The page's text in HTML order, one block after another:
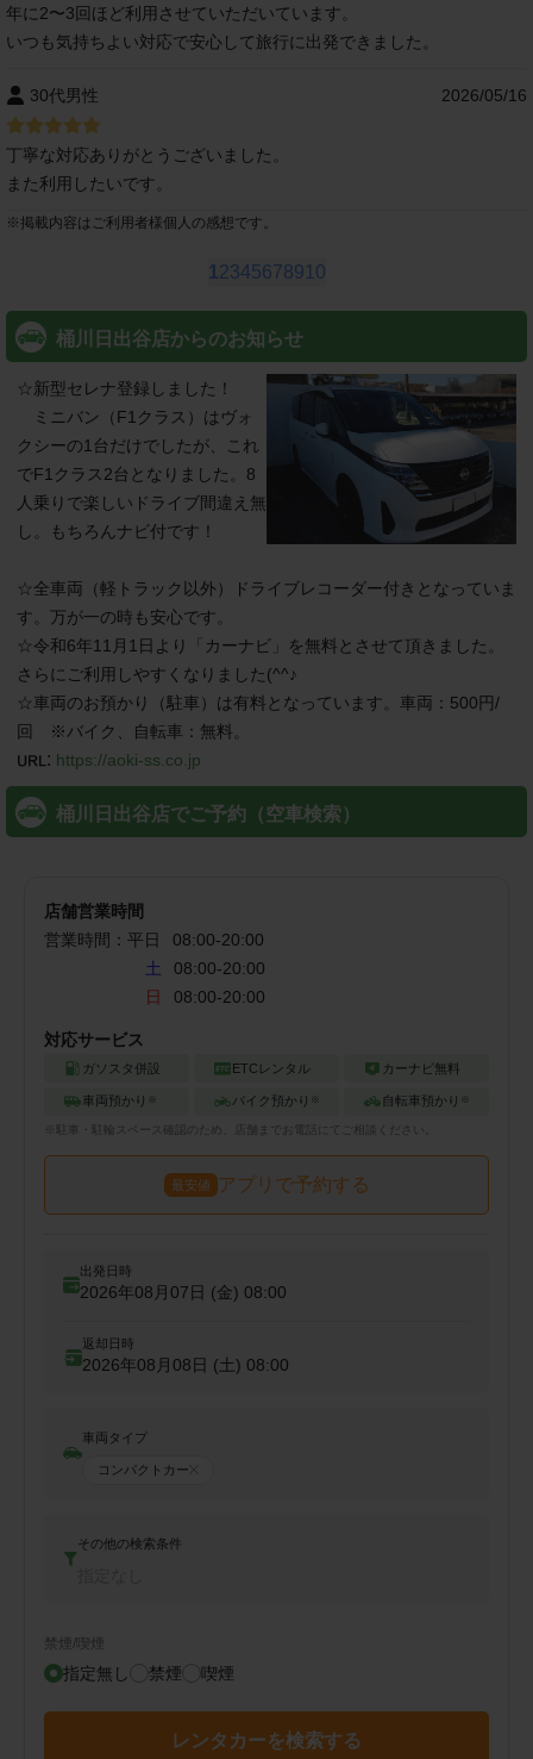
年に2〜3回ほど利用させていただいています。
いつも気持ちよい対応で安心して旅行に出発できました。
30代男性 2026/05/16
丁寧な対応ありがとうございました。
また利用したいです。
※ 掲載内容はご利用者様個人の感想です。
1 2345678910
桶川日出谷店からのお知らせ
☆新型セレナ登録しました！
ミニバン（F1クラス）はヴォ
クシーの1台だけでしたが、これ
でF1クラス2台となりました。8
人乗りで楽しいドライブ間違え無
し。もちろんナビ付です！
☆全車両（軽トラック以外）ドライブレコーダー付きとなっていま
す。万が一の時も安心です。
☆令和6年11月1日より「カーナビ」を無料とさせて頂きました。
さらにご利用しやすくなりました(^^♪
☆車両のお預かり（駐車）は有料となっています。車両：500円/
回　※バイク、自転車：無料。
: https://aoki-ss.co.jp
桶川日出谷店でご予約（空車検索）
店舗営業時間
営業時間： 平日 08:00-20:00
土
08:00-20:00
日
08:00-20:00
対応サービス
ガソスタ併設 ETCレンタル カーナビ無料
車両預かり ※ バイク預かり ※ 自転車預かり ※
※ 駐車・駐輪 スペース確認のため、店舗までお電話にてご相談ください。
最安値 アプリで予約する
出発日時
2026年08月07日 (金) 08:00
返却日時
2026年08月08日 (土) 08:00
車両タイプ
コンパクトカー
その他の検索条件
禁煙/喫煙
指定無し 禁煙 喫煙
レンタカーを検索する